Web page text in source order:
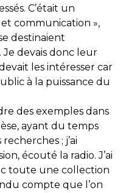
C’était un
communication »,
destinaient
devais donc leur
les intéresser car
à la puissance du
des exemples dans
ayant du temps
; j’ai
écouté la radio. J’ai
toute une collection
compte que l’on